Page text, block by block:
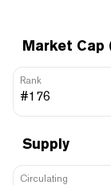
Market Cap
Rank
#176
Supply
Circulating